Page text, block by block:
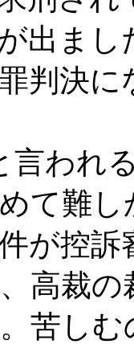
出ま
判決
言われ
て難
が控
高裁
苦し